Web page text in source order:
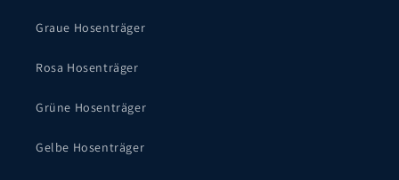
Graue Hosenträger
Rosa Hosenträger
Grüne Hosenträger
Gelbe Hosenträger